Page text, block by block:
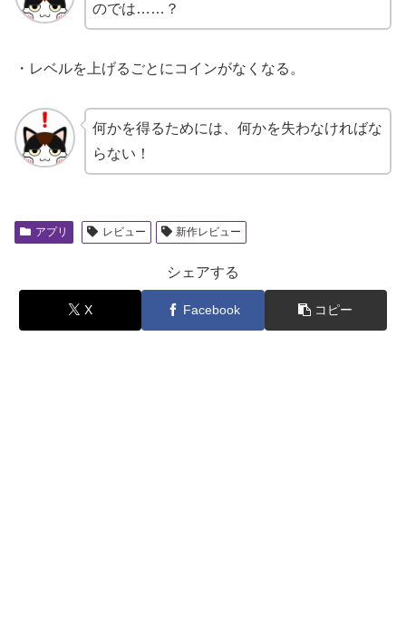
のでは……？
・レベルを上げるごとにコインがなくなる。
何かを得るためには、何かを失わなければな
らない！
アプリ レビュー 新作レビュー
シェアする
X Facebook コピー